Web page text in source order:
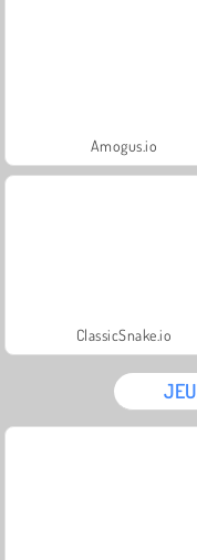
Amogus.io
ClassicSnake.io